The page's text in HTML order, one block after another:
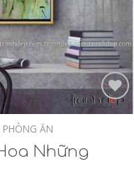
Add to
PHÒNG ĂN
Những